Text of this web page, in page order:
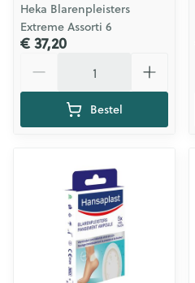
Heka Blarenpleisters
Extreme Assorti 6
€ 37,20
Bestel